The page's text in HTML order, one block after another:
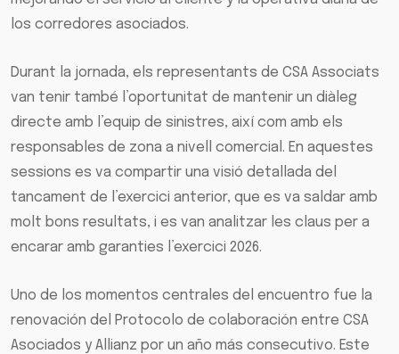
los corredores asociados.
Durant la jornada, els representants de CSA Associats
van tenir també l’oportunitat de mantenir un diàleg
directe amb l’equip de sinistres, així com amb els
responsables de zona a nivell comercial. En aquestes
sessions es va compartir una visió detallada del
tancament de l’exercici anterior, que es va saldar amb
molt bons resultats, i es van analitzar les claus per a
encarar amb garanties l’exercici 2026.
Uno de los momentos centrales del encuentro fue la
renovación del Protocolo de colaboración entre CSA
Asociados y Allianz por un año más consecutivo. Este